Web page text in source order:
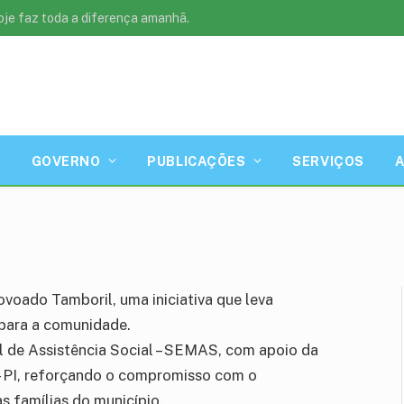
faz toda a diferença amanhã.
GOVERNO PUBLICAÇÕES SERVIÇOS
para o
Tamboril, uma iniciativa que leva
a comunidade.
Assistência Social – SEMAS, com apoio da
reforçando o compromisso com o
famílias do município.